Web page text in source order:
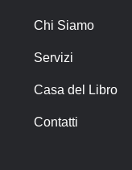
Chi Siamo
Servizi
Casa del Libro
Contatti